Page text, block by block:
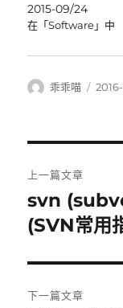
2015-09/24
在「Software」中
作
乖乖喵
發
章
導
覽
上一篇文章
上
一
文
章:
svn
(SVN常用
下一篇文章